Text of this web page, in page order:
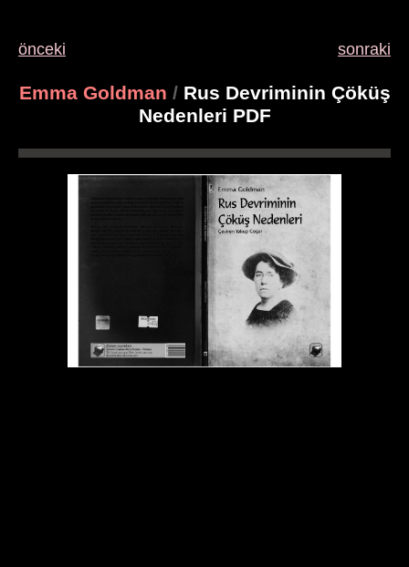
önceki sonraki
Emma Goldman /Rus Devriminin Çöküş
Nedenleri PDF